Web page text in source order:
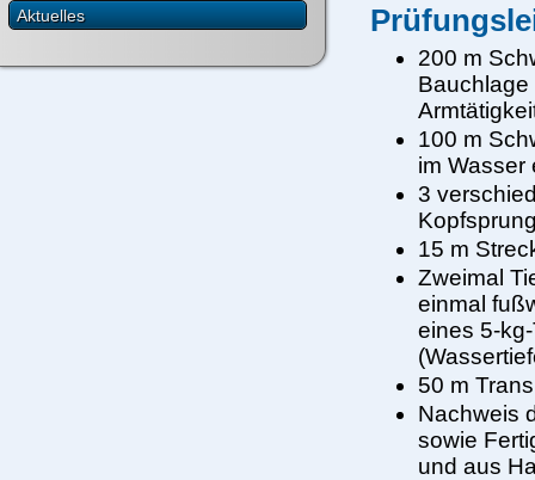
Aktuelles
200 m
100 m
im Wasser
3
15 m
Zweimal
einmal
eines 5-
50 m
Nachweis
sowie
und aus